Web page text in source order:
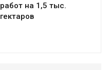
работ на 1,5 тыс.
гектаров